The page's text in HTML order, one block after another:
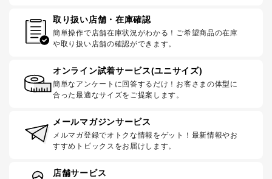
取り扱い店舗・在庫確認
簡単操作で店舗在庫状況がわかる！ご希望商品の在庫
や取り扱い店舗の確認ができます。
オンライン試着サービス(ユニサイズ)
簡単なアンケートに回答するだけ！お客さまの体型に
合った最適なサイズをご提案します。
メールマガジンサービス
メルマガ登録でオトクな情報をゲット！最新情報やお
すすめトピックスをお届けします。
店舗サービス